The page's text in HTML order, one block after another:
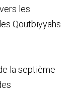
les
Qoutbiyyahs
la septième